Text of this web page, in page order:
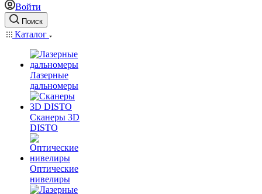
Войти
Поиск
Каталог
Лазерные
дальномеры
Сканеры 3D
DISTO
Оптические
нивелиры